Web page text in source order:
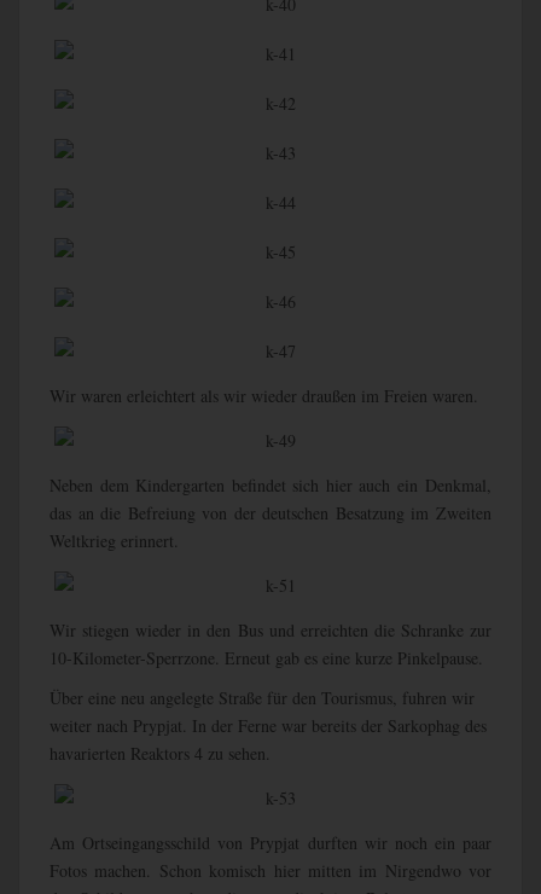
Wir waren erleichtert als wir wieder draußen im Freien waren.
Neben dem Kindergarten befindet sich hier auch ein Denkmal,
das an die Befreiung von der deutschen Besatzung im Zweiten
Weltkrieg erinnert.
Wir stiegen wieder in den Bus und erreichten die Schranke zur
10-Kilometer-Sperrzone. Erneut gab es eine kurze Pinkelpause.
Über eine neu angelegte Straße für den Tourismus, fuhren wir
weiter nach Prypjat. In der Ferne war bereits der Sarkophag des
havarierten Reaktors 4 zu sehen.
Am Ortseingangsschild von Prypjat durften wir noch ein paar
Fotos machen. Schon komisch hier mitten im Nirgendwo vor